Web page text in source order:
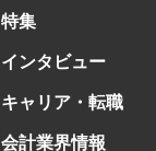
特集
インタビュー
キャリア・転職
会計業界情報